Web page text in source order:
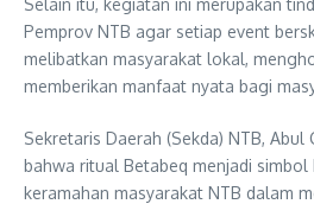
Pemprov NTB agar setiap event
melibatkan masyarakat lokal,
memberikan manfaat nyata bagi
Sekretaris Daerah (Sekda) NTB, Abul
bahwa ritual Betabeq menjadi simbol
keramahan masyarakat NTB dalam